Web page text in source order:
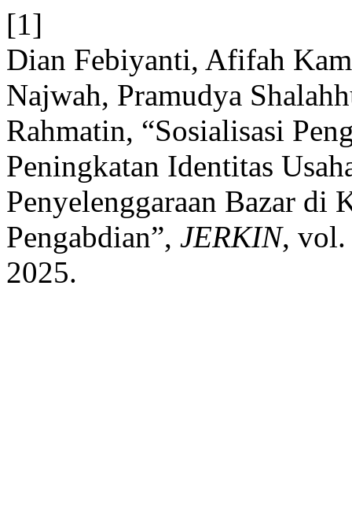
[1]
Dian Febiyanti, Afifah
Najwah, Pramudya
Rahmatin, “Sosialisasi
Peningkatan Identitas
Penyelenggaraan Bazar di
Pengabdian”, JERKIN, vol.
2025.